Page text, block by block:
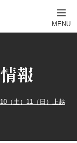
報
（土）11（日）上越